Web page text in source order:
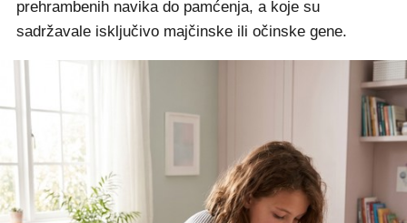
prehrambenih navika do pamćenja, a koje su
sadržavale isključivo majčinske ili očinske gene.